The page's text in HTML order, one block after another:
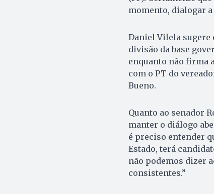
momento, dialogar a
Daniel Vilela sugere
divisão da base
enquanto não firma
com o PT do
Bueno.
Quanto ao senador
manter o diálogo
é preciso entender
Estado, terá
não podemos dizer
consistentes.”